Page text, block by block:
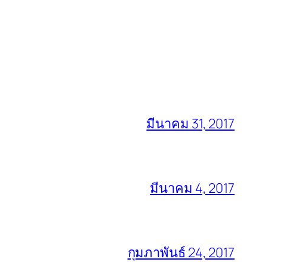
มีนาคม 31, 2017
มีนาคม 4, 2017
กุมภาพันธ์ 24, 2017